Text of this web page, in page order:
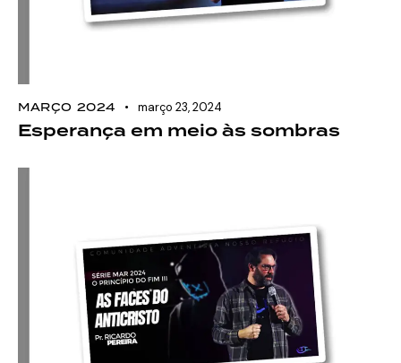
MARÇO 2024 março 23, 2024
Esperança em meio às sombras